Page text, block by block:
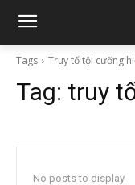
Tags Truy tố tội cưỡng
Tag: truy
No posts to display